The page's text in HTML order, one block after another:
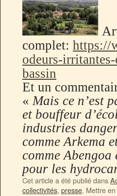
complet: https://
odeurs-
bassin
Et un
«Mais ce n’est
et bouffeur
industries
comme Arkema
comme
pour les
Cet article a été publié dans
collectivités, presse. Mettre